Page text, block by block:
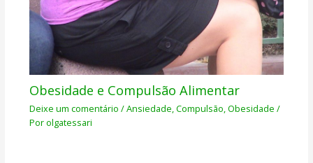
Obesidade e Compulsão Alimentar
Deixe um comentário /Ansiedade,Compulsão,Obesidade /
Porolgatessari